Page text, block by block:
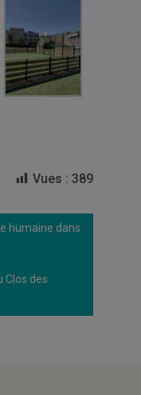
Vues : 389
humaine dans
Clos des